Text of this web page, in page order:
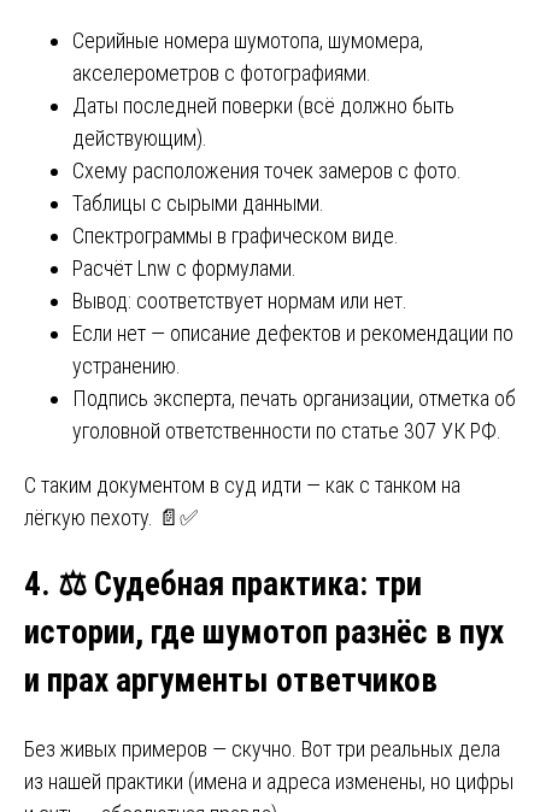
Серийные номера шумотопа, шумомера,
акселерометров с фотографиями.
Даты последней поверки (всё должно быть
действующим).
Схему расположения точек замеров с фото.
Таблицы с сырыми данными.
Спектрограммы в графическом виде.
Расчёт Lnw с формулами.
Вывод: соответствует нормам или нет.
Если нет — описание дефектов и рекомендации по
устранению.
Подпись эксперта, печать организации, отметка об
уголовной ответственности по статье 307 УК РФ.
С таким документом в суд идти — как с танком на
лёгкую пехоту. 📄✅
4. ⚖️ Судебная практика: три
истории, где шумотоп разнёс в пух
и прах аргументы ответчиков
Без живых примеров — скучно. Вот три реальных дела
из нашей практики (имена и адреса изменены, но цифры